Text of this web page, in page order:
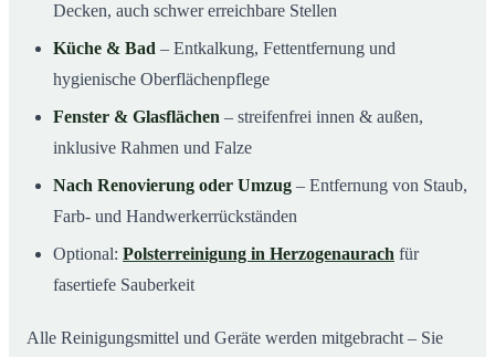
Decken, auch schwer erreichbare Stellen
Küche & Bad – Entkalkung, Fettentfernung und
hygienische Oberflächenpflege
Fenster & Glasflächen – streifenfrei innen & außen,
inklusive Rahmen und Falze
Nach Renovierung oder Umzug – Entfernung von Staub,
Farb- und Handwerkerrückständen
Optional: Polsterreinigung in Herzogenaurach für
fasertiefe Sauberkeit
Alle Reinigungsmittel und Geräte werden mitgebracht – Sie